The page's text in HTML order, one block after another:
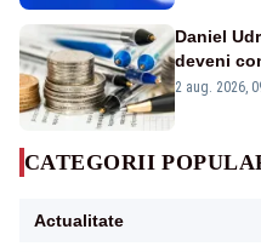
Daniel
deveni
viitoare?
2 aug. 2026,
CATEGORII
Actualitate